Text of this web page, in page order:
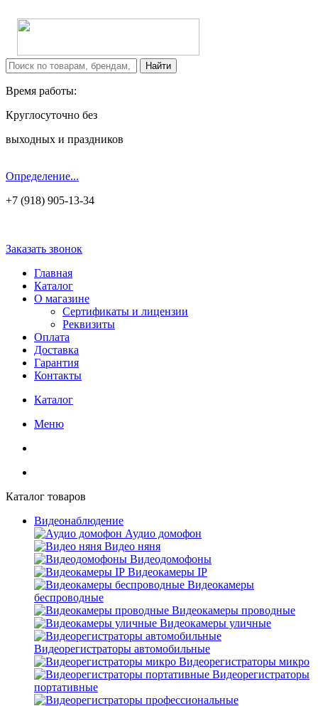
Время работы:
Круглосуточно без
выходных и праздников
Определение...
+7 (918) 905-13-34
Заказать звонок
Главная
Каталог
О магазине
Сертификаты и лицензии
Реквизиты
Оплата
Доставка
Гарантия
Контакты
Каталог
Меню
Каталог товаров
Видеонаблюдение
Аудио домофон
Видео няня
Видеодомофоны
Видеокамеры IP
Видеокамеры
беспроводные
Видеокамеры проводные
Видеокамеры уличные
Видеорегистраторы автомобильные
Видеорегистраторы микро
Видеорегистраторы
портативные